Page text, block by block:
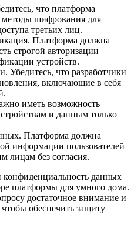
что платформа
методы шифрования для
третьих лиц.
Платформа должна
строгой авторизации
устройств.
Убедитесь, что разработчики
включающие в себя
иметь возможность
и данным только
Платформа должна
информации пользователей
лицам без согласия.
конфиденциальность данных
платформы для умного дома.
достаточное внимание и
обеспечить защиту